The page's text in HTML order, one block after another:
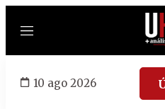
Menú
10 ago 2026